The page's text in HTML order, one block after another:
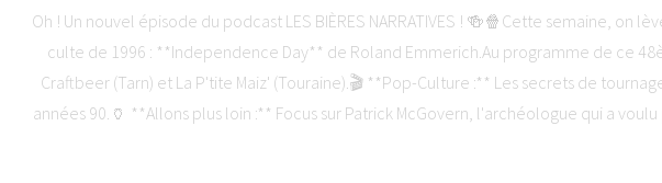
Oh ! Un nouvel épisode du podcast LES BIÈRES NARRATIVES ! 🍻🍿Cette semaine,
culte de 1996 : **Independence Day** de Roland Emmerich.Au programme de ce
Craftbeer (Tarn) et La P'tite Maiz' (Touraine).🎬 **Pop-Culture :** Les secrets de
années 90.🏺 **Allons plus loin :** Focus sur Patrick McGovern, l'archéologue qui a